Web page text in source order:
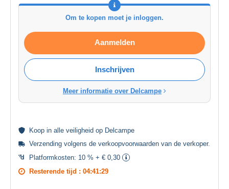
Om te kopen moet je inloggen.
Aanmelden
Inschrijven
Meer informatie over Delcampe
Koop in alle veiligheid op Delcampe
Verzending volgens de verkoopvoorwaarden van de verkoper.
Platformkosten: 10 % + € 0,30
Resterende tijd : 04:41:29